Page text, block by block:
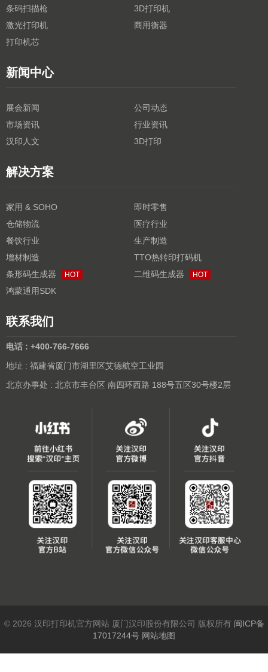
条码扫描枪
3D打印机
激光打印机
商用衡器
打印机芯
新闻中心
展会新闻
公司动态
市场资讯
行业资讯
汉印人文
3D打印
解决方案
家用 & SOHO
即时零售
仓储物流
医疗行业
餐饮行业
生产制造
增材制造
TTO热转印打码机
条形码生成器
HOT 二维码生成器 HOT
鸿蒙通用SDK
联系我们
电话 : +400-766-7666
地址 : 福建省厦门市湖里区艾德航空工业园
北京办事处 : 北京市丰台区 南四环西路 188号五区30号楼2层
© 2026 汉印打印机官方网站 厦门汉印股份有限公司 版权所有 闽ICP备
17017244号 网站地图